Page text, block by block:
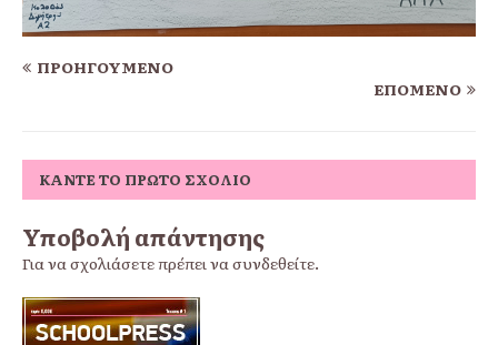
ΠΡΟΗΓΟΎΜΕΝΟ
ΕΠΌΜΕΝΟ
ΚΆΝΤΕ ΤΟ ΠΡΏΤΟ ΣΧΌΛΙΟ
Υποβολή απάντησης
Για να σχολιάσετε πρέπει νασυνδεθείτε.